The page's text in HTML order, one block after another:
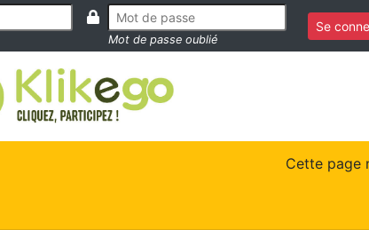
Mot de passe oublié
Se
Cette page